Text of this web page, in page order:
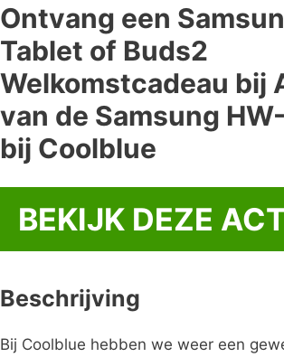
Ontvang een
Tablet of Buds2
Welkomstcadeau bij
van de Samsung
bij Coolblue
BEKIJK DEZE
Beschrijving
Bij Coolblue hebben we weer een